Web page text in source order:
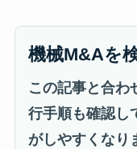
機械M&Aを
この記事と合わ
行手順も確認し
がしやすくなり